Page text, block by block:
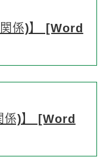
係)】 [Word
係)】 [Word